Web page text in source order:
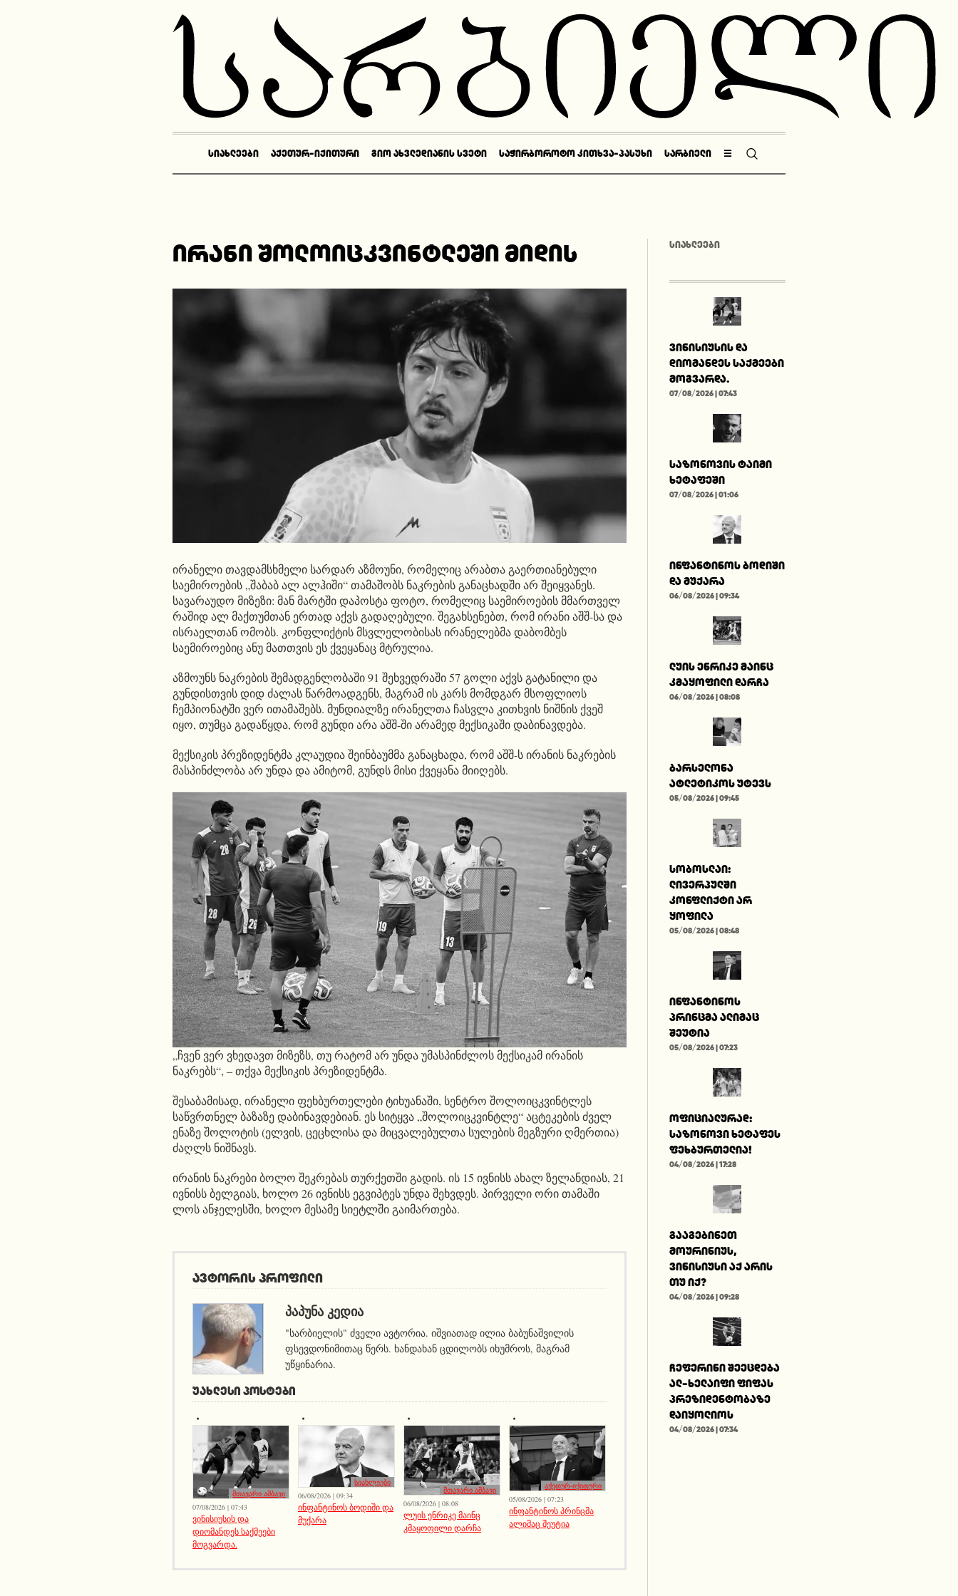
ᲡᲘᲐᲮᲚᲔᲔᲑᲘ ᲐᲥᲔᲗᲣᲠ-ᲘᲥᲘᲗᲣᲠᲘ ᲒᲘᲝ ᲐᲮᲕᲚᲔᲓᲘᲐᲜᲘᲡ ᲡᲕᲔᲢᲘ ᲡᲐᲭᲘᲠᲑᲝᲠᲝᲢᲝ ᲙᲘᲗᲮᲕᲐ-ᲞᲐᲡᲣᲮᲘ ᲡᲐᲠᲑᲘᲔᲚᲘ ☰
ირანი შოლოიცკვინტლეში მიდის
ირანელი თავდამსხმელი სარდარ აზმოუნი, რომელიც არაბთა გაერთიანებული
საემიროების „შაბაბ ალ ალჰიში“ თამაშობს ნაკრების განაცხადში არ შეიყვანეს.
სავარაუდო მიზეზი: მან მარტში დაპოსტა ფოტო, რომელიც საემიროების მმართველ
რაშიდ ალ მაქთუმთან ერთად აქვს გადაღებული. შეგახსენებთ, რომ ირანი აშშ-სა და
ისრაელთან ომობს. კონფლიქტის მსვლელობისას ირანელებმა დაბომბეს
საემიროებიც ანუ მათთვის ეს ქვეყანაც მტრულია.
აზმოუნს ნაკრების შემადგენლობაში 91 შეხვედრაში 57 გოლი აქვს გატანილი და
გუნდისთვის დიდ ძალას წარმოადგენს, მაგრამ ის კარს მომდგარ მსოფლიოს
ჩემპიონატში ვერ ითამაშებს. მუნდიალზე ირანელთა ჩასვლა კითხვის ნიშნის ქვეშ
იყო, თუმცა გადაწყდა, რომ გუნდი არა აშშ-ში არამედ მექსიკაში დაბინავდება.
მექსიკის პრეზიდენტმა კლაუდია შეინბაუმმა განაცხადა, რომ აშშ-ს ირანის ნაკრების
მასპინძლობა არ უნდა და ამიტომ, გუნდს მისი ქვეყანა მიიღებს.
„ჩვენ ვერ ვხედავთ მიზეზს, თუ რატომ არ უნდა უმასპინძლოს მექსიკამ ირანის
ნაკრებს“, – თქვა მექსიკის პრეზიდენტმა.
შესაბამისად, ირანელი ფეხბურთელები ტიხუანაში, სენტრო შოლოიცკვინტლეს
საწვრთნელ ბაზაზე დაბინავდებიან. ეს სიტყვა „შოლოიცკვინტლე“ აცტეკების ძველ
ენაზე შოლოტის (ელვის, ცეცხლისა და მიცვალებულთა სულების მეგზური ღმერთია)
ძაღლს ნიშნავს.
ირანის ნაკრები ბოლო შეკრებას თურქეთში გადის. ის 15 ივნისს ახალ ზელანდიას, 21
ივნისს ბელგიას, ხოლო 26 ივნისს ეგვიპტეს უნდა შეხვდეს. პირველი ორი თამაში
ლოს ანჯელესში, ხოლო მესამე სიეტლში გაიმართება.
ავტორის პროფილი
ᲞᲐᲞᲣᲜᲐ ᲙᲔᲓᲘᲐ
"სარბიელის" ძველი ავტორია. იშვიათად ილია ბაბუნაშვილის
ფსევდონიმითაც წერს. ხანდახან ცდილობს იხუმროს, მაგრამ
უწყინარია.
ᲣᲐᲮᲚᲔᲡᲘ ᲞᲝᲡᲢᲔᲑᲘ
მთავარი ამბავი
07/08/2026 | 07:43
ვინისიუსის და
დიომანდეს საქმეები
მოგვარდა.
სიახლეები
06/08/2026 | 09:34
ინფანტინოს ბოდიში და
მუქარა
მთავარი ამბავი
06/08/2026 | 08:08
ლუის ენრიკე მაინც
კმაყოფილი დარჩა
აქეთურ-იქითური
05/08/2026 | 07:23
ინფანტინოს პრინცმა
ალიმაც შეუტია
ᲡᲘᲐᲮᲚᲔᲔᲑᲘ
ვინისიუსის და
დიომანდეს საქმეები
მოგვარდა.
07/08/2026 | 07:43
საზონოვის ტაიმი
ხეტაფეში
07/08/2026 | 01:06
ინფანტინოს ბოდიში
და მუქარა
06/08/2026 | 09:34
ლუის ენრიკე მაინც
კმაყოფილი დარჩა
06/08/2026 | 08:08
ბარსელონა
ატლეტიკოს უტევს
05/08/2026 | 09:45
სობოსლაი:
ლივერპულში
კონფლიქტი არ
ყოფილა
05/08/2026 | 08:48
ინფანტინოს
პრინცმა ალიმაც
შეუტია
05/08/2026 | 07:23
ოფიციალურად:
საზონოვი ხეტაფეს
ფეხბურთელია!
04/08/2026 | 17:28
გააგებინეთ
მოურინიუს,
ვინისიუსი აქ არის
თუ იქ?
04/08/2026 | 09:28
ჩეფერინი შეეცდება
ალ-ხელაიფი ფიფას
პრეზიდენტობაზე
დაიყოლიოს
04/08/2026 | 07:34